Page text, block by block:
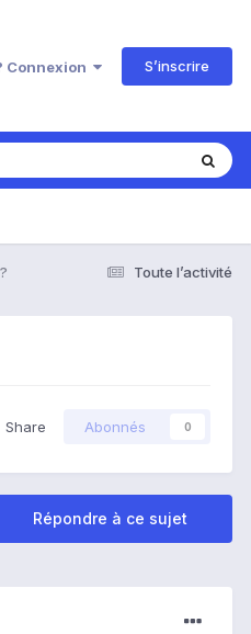
Connexion S’inscrire
Toute l’activité
Share Abonnés 0
Répondre à ce sujet